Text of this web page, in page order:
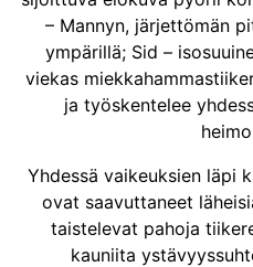
– Mannyn, järjettömän
ympärillä; Sid –
viekas
ja työskentelee
Yhdessä vaikeuksien läpi
ovat saavuttaneet
taistelevat pahoja
kauniita